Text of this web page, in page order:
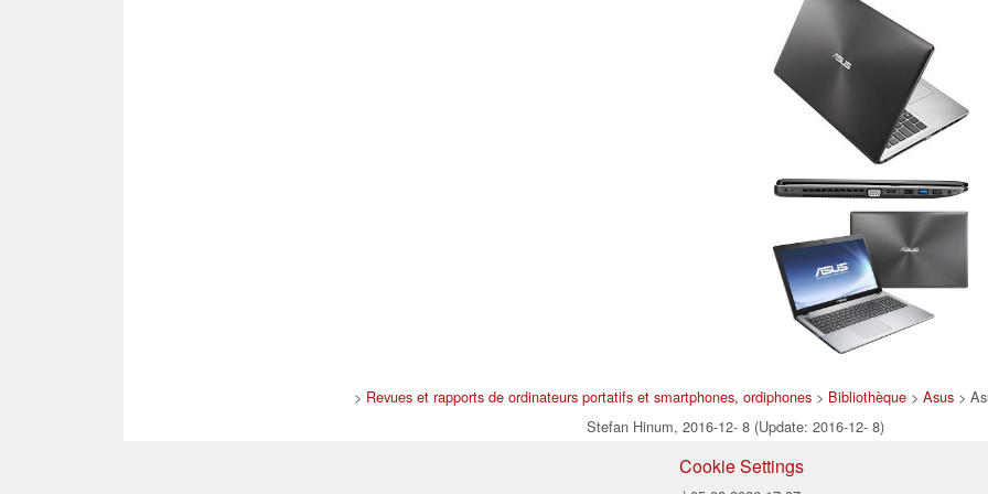
> Revues et rapports de ordinateurs portatifs et smartphones, ordiphones> Bibliothèque> Asus>
Stefan Hinum, 2016-12- 8 (Update: 2016-12- 8)
Cookie Settings